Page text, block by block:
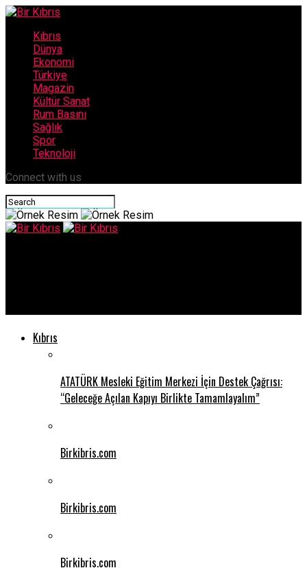
Kıbrıs
Dünya
Ekonomi
Türkiye
Magazin
Kültür Sanat
Rum Basını
Sağlık
Spor
Teknoloji
Connect with us
Kıbrıs
ATATÜRK Mesleki Eğitim Merkezi İçin Destek Çağrısı:
“Geleceğe Açılan Kapıyı Birlikte Tamamlayalım”
Birkibris.com
Birkibris.com
Birkibris.com